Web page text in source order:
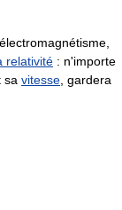
relativité : n'importe
sa vitesse , gardera